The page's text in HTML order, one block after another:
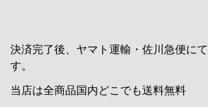
決済完了後、ヤマト運輸・佐川急便に
す。
当店は全商品国内どこでも送料無料